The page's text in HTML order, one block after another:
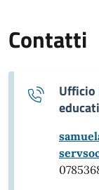
Contatti
Ufficio